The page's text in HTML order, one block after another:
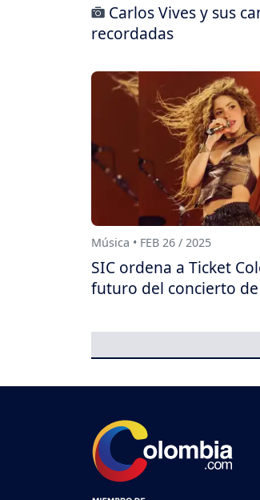
Carlos Vives y sus
recordadas
Música • FEB 26 / 2025
SIC ordena a Ticket
futuro del concierto